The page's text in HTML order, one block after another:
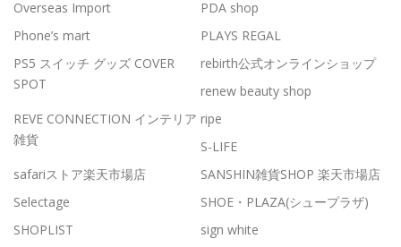
Overseas Import
PDA shop
Phone’s mart
PLAYS REGAL
PS5 スイッチ グッズ COVER
SPOT
rebirth公式オンラインショップ
renew beauty shop
REVE CONNECTION インテリア
雑貨
ripe
S-LIFE
safariストア楽天市場店
SANSHIN雑貨SHOP 楽天市場店
Selectage
SHOE・PLAZA(シュープラザ)
SHOPLIST
sign white